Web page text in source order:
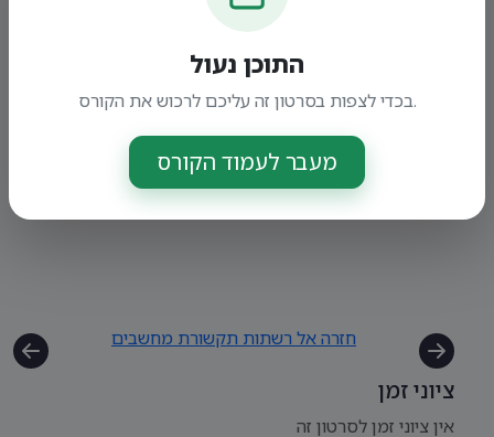
חזרה אל רשתות תקשורת מחשבים
ציוני זמן
אין ציוני זמן לסרטון זה
התוכן נעול
בכדי לצפות בסרטון זה עליכם לרכוש את הקורס.
מעבר לעמוד הקורס